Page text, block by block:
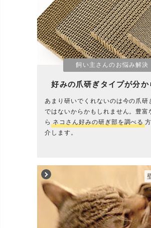
飼い主さんのお悩み解決
好みの爪研ぎタイプが分か
あまり研いでくれないのは今の爪研
ではないからかもしれません。豊富
ら ネコさん好みの研ぎ部を調べる
介します。